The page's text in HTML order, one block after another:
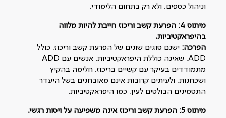
וניהול כספים, ולא רק בתחום הלימודי.
מיתוס 4: הפרעת קשב וריכוז חייבת להיות מלווה
בהיפראקטיביות.
הפרכה: ישנם סוגים שונים של הפרעת קשב וריכוז, כולל
ADD, שאינה כוללת היפראקטיביות. אנשים עם ADD
מתמודדים בעיקר עם קשיים בריכוז, חלימה בהקיץ
ושכחנות, ולעיתים קרובות אינם מאובחנים בשל היעדר
התסמינים הבולטים לעין, כמו היפראקטיביות.
מיתוס 5: הפרעת קשב וריכוז אינה משפיעה על ויסות רגשי
.